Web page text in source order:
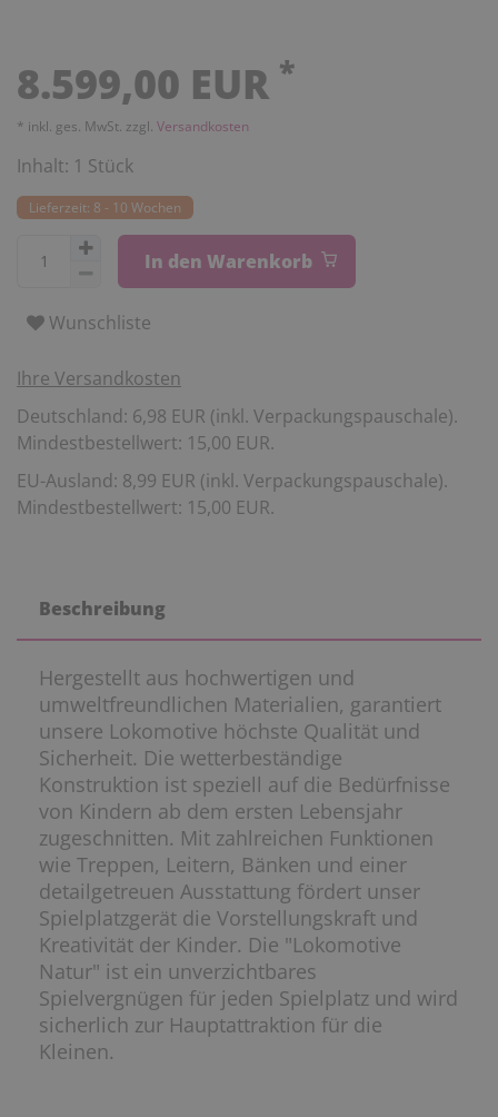
8.599,00 EUR *
* inkl. ges. MwSt. zzgl. Versandkosten
Inhalt: 1 Stück
Lieferzeit: 8 - 10 Wochen
In den Warenkorb
Wunschliste
Ihre Versandkosten
Deutschland: 6,98 EUR (inkl. Verpackungspauschale).
Mindestbestellwert: 15,00 EUR.
EU-Ausland: 8,99 EUR (inkl. Verpackungspauschale).
Mindestbestellwert: 15,00 EUR.
Beschreibung
Hergestellt aus hochwertigen und
umweltfreundlichen Materialien, garantiert
unsere Lokomotive höchste Qualität und
Sicherheit. Die wetterbeständige
Konstruktion ist speziell auf die Bedürfnisse
von Kindern ab dem ersten Lebensjahr
zugeschnitten. Mit zahlreichen Funktionen
wie Treppen, Leitern, Bänken und einer
detailgetreuen Ausstattung fördert unser
Spielplatzgerät die Vorstellungskraft und
Kreativität der Kinder. Die "Lokomotive
Natur" ist ein unverzichtbares
Spielvergnügen für jeden Spielplatz und wird
sicherlich zur Hauptattraktion für die
Kleinen.